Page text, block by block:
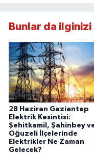
Bunlar da
28 Haziran Gaziantep
Elektrik Kesintisi:
Şehitkamil, Şahinbey
Oğuzeli İlçelerinde
Elektrikler Ne Zaman
Gelecek?